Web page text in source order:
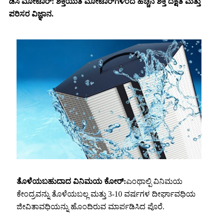
ಪರಿಸರ ವಿಜ್ಞಾನ.
ತೊಳೆಯಬಹುದಾದ ವಿನಿಮಯ ಕೋರ್:ಎಂಥಾಲ್ಪಿ ವಿನಿಮಯ
ಕೇಂದ್ರವನ್ನು ತೊಳೆಯಬಲ್ಲ ಮತ್ತು 3-10 ವರ್ಷಗಳ ದೀರ್ಘಾವಧಿಯ
ಜೀವಿತಾವಧಿಯನ್ನು ಹೊಂದಿರುವ ಮಾರ್ಪಡಿಸಿದ ಪೊರೆ.